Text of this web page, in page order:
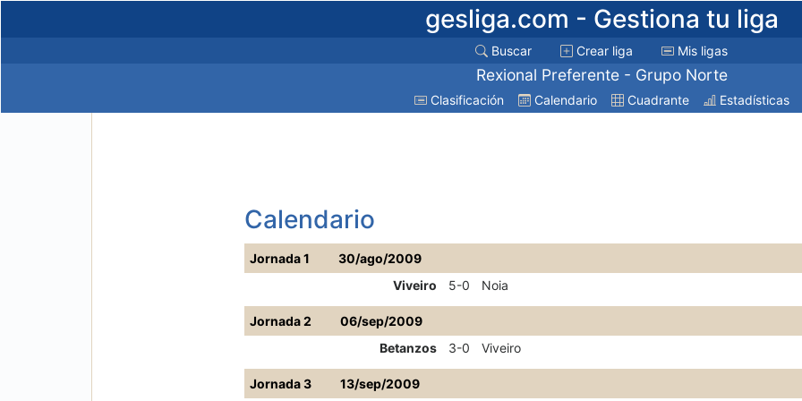
gesliga.com - Gestiona tu liga
Buscar Crear liga Mis ligas
Rexional Preferente - Grupo Norte
Clasificación Calendario Cuadrante Estadísticas
Calendario
Jornada 1
30/ago/2009
Viveiro
5-0 Noia
Jornada 2
06/sep/2009
Betanzos
3-0 Viveiro
Jornada 3
13/sep/2009